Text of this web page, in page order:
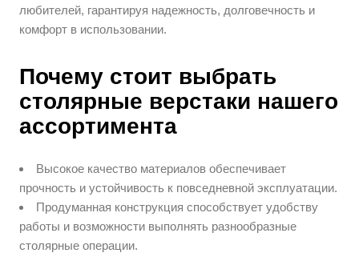
любителей, гарантируя надежность, долговечность и
комфорт в использовании.
Почему стоит выбрать
столярные верстаки нашего
ассортимента
Высокое качество материалов обеспечивает
прочность и устойчивость к повседневной эксплуатации.
Продуманная конструкция способствует удобству
работы и возможности выполнять разнообразные
столярные операции.